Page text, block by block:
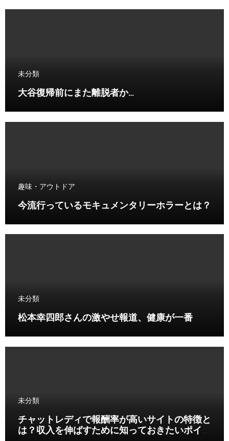
未分類
大谷復帰前にまた離脱者か…
趣味・アウトドア
今流行っているモキュメンタリーホラーとは？
未分類
松本幸四郎さんの激やせ報道、健康が一番
未分類
チャットレディで報酬率が高いサイトの特徴と
は？収入を伸ばすために知っておきたいポイン